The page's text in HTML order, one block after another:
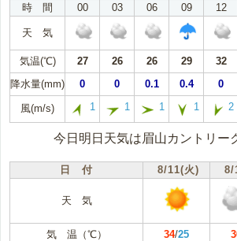
時 間
00 03 06 09 12
天 気
気温(℃) 27 26 26 29 32
降水量(mm)
0 0 0.1 0.4 0
風(m/s) 1 1 1 1 2
今日明日天気は眉山カントリー
日 付 8/11(火) 8/
天 気
気 温（℃） 34/25